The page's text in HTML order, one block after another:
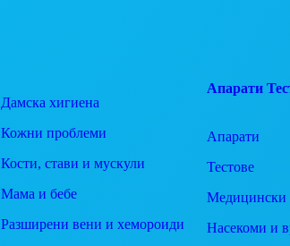
Дамска хигиена
Кожни проблеми
Кости, стави и мускули
Мама и бебе
Разширени вени и хемороиди
Апарати
Апарати
Тестове
Медицински
Насекоми и